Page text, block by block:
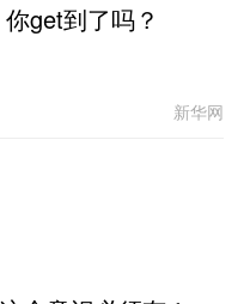
get到了吗？
新华网